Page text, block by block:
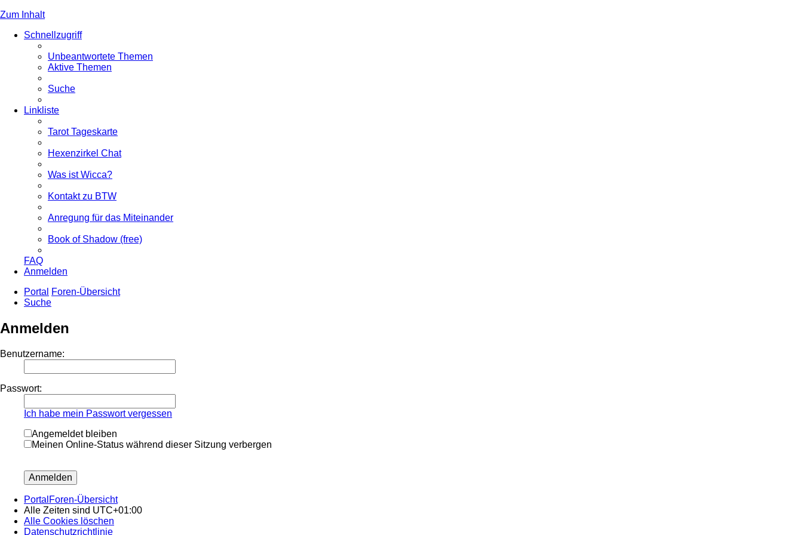
Zum Inhalt
Schnellzugriff
Unbeantwortete Themen
Aktive Themen
Suche
Linkliste
Tarot Tageskarte
Hexenzirkel Chat
Was ist Wicca?
Kontakt zu BTW
Anregung für das Miteinander
Book of Shadow (free)
FAQ
Anmelden
Portal
Foren-Übersicht
Suche
Anmelden
Benutzername:
Passwort:
Ich habe mein Passwort vergessen
Angemeldet bleiben
Meinen Online-Status während dieser Sitzung verbergen
Portal Foren-Übersicht
Alle Zeiten sind UTC+01:00
Alle Cookies löschen
Datenschutzrichtlinie